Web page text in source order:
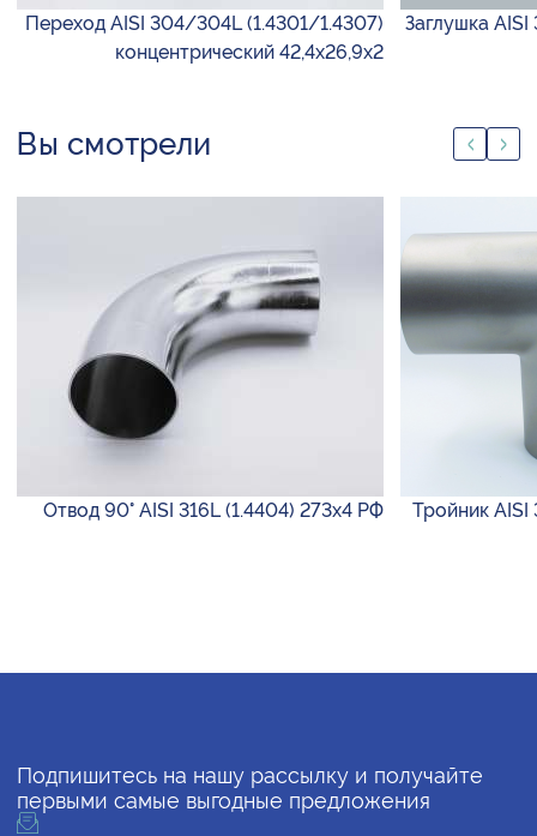
Переход AISI 304/304L (1.4301/1.4307)
концентрический 42,4х26,9х2
Заглушка
Вы смотрели
Отвод 90° AISI 316L (1.4404) 273х4 РФ Тройник
Подпишитесь на нашу рассылку и получайте
первыми самые выгодные предложения